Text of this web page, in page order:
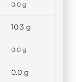
0.0 g
10.3 g
0.0 g
0.0 g